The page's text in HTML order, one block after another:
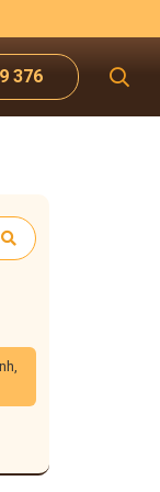
376